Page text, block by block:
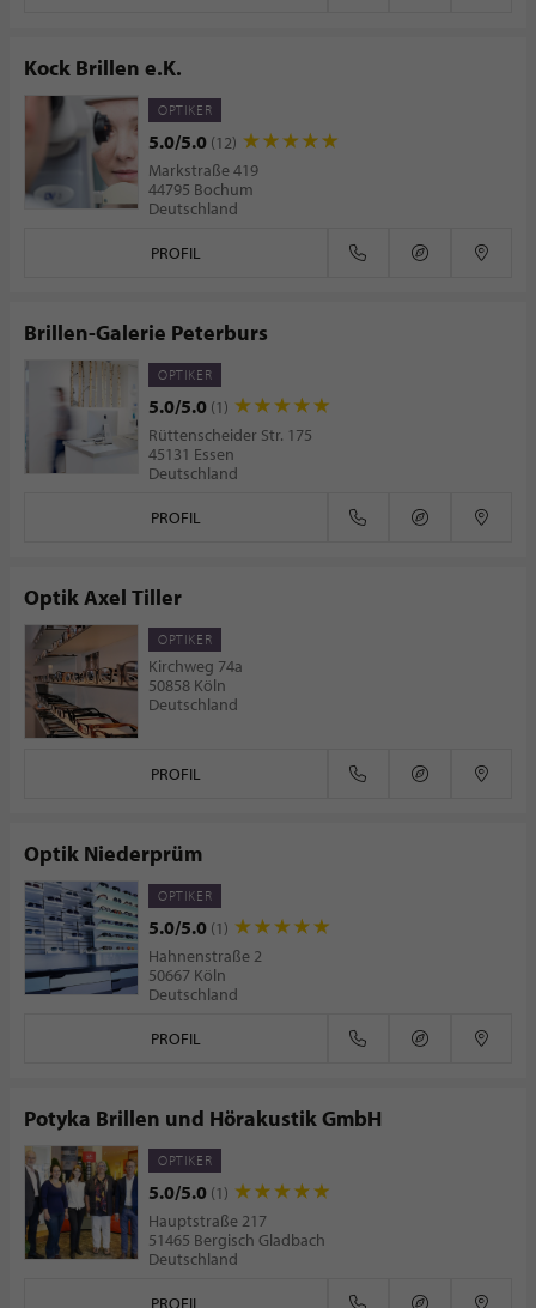
Kock Brillen e.K.
OPTIKER
5.0/5.0 (12)
Markstraße 419
44795 Bochum
Deutschland
PROFIL
Brillen-Galerie Peterburs
OPTIKER
5.0/5.0 (1)
Rüttenscheider Str. 175
45131 Essen
Deutschland
PROFIL
Optik Axel Tiller
OPTIKER
Kirchweg 74a
50858 Köln
Deutschland
PROFIL
Optik Niederprüm
OPTIKER
5.0/5.0 (1)
Hahnenstraße 2
50667 Köln
Deutschland
PROFIL
Potyka Brillen und Hörakustik GmbH
OPTIKER
5.0/5.0 (1)
Hauptstraße 217
51465 Bergisch Gladbach
Deutschland
PROFIL